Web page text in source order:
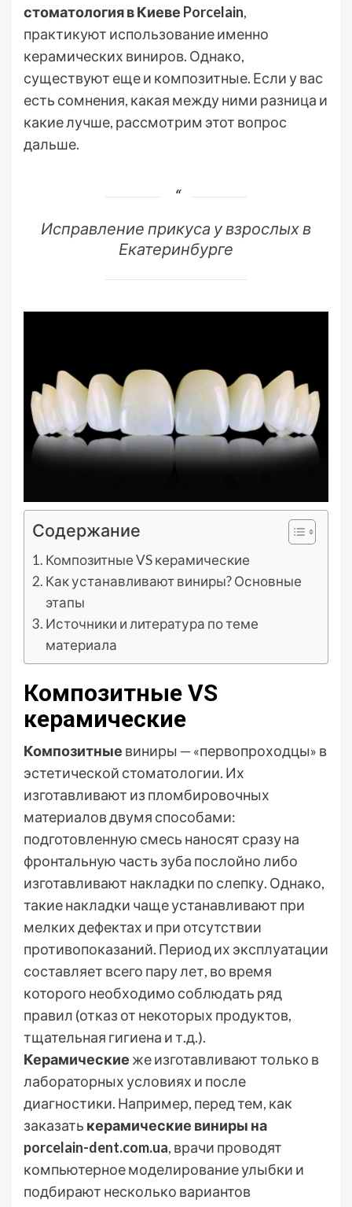
стоматология в Киеве Porcelain,
практикуют использование именно
керамических виниров. Однако,
существуют еще и композитные. Если у вас
есть сомнения, какая между ними разница и
какие лучше, рассмотрим этот вопрос
дальше.
Исправление прикуса у взрослых в
Екатеринбурге
Содержание
Композитные VS керамические
Как устанавливают виниры? Основные
этапы
Источники и литература по теме
материала
Композитные VS
керамические
Композитные виниры — «первопроходцы» в
эстетической стоматологии. Их
изготавливают из пломбировочных
материалов двумя способами:
подготовленную смесь наносят сразу на
фронтальную часть зуба послойно либо
изготавливают накладки по слепку. Однако,
такие накладки чаще устанавливают при
мелких дефектах и при отсутствии
противопоказаний. Период их эксплуатации
составляет всего пару лет, во время
которого необходимо соблюдать ряд
правил (отказ от некоторых продуктов,
тщательная гигиена и т.д.).
Керамические же изготавливают только в
лабораторных условиях и после
диагностики. Например, перед тем, как
заказать керамические виниры на
porcelain-dent.com.ua, врачи проводят
компьютерное моделирование улыбки и
подбирают несколько вариантов